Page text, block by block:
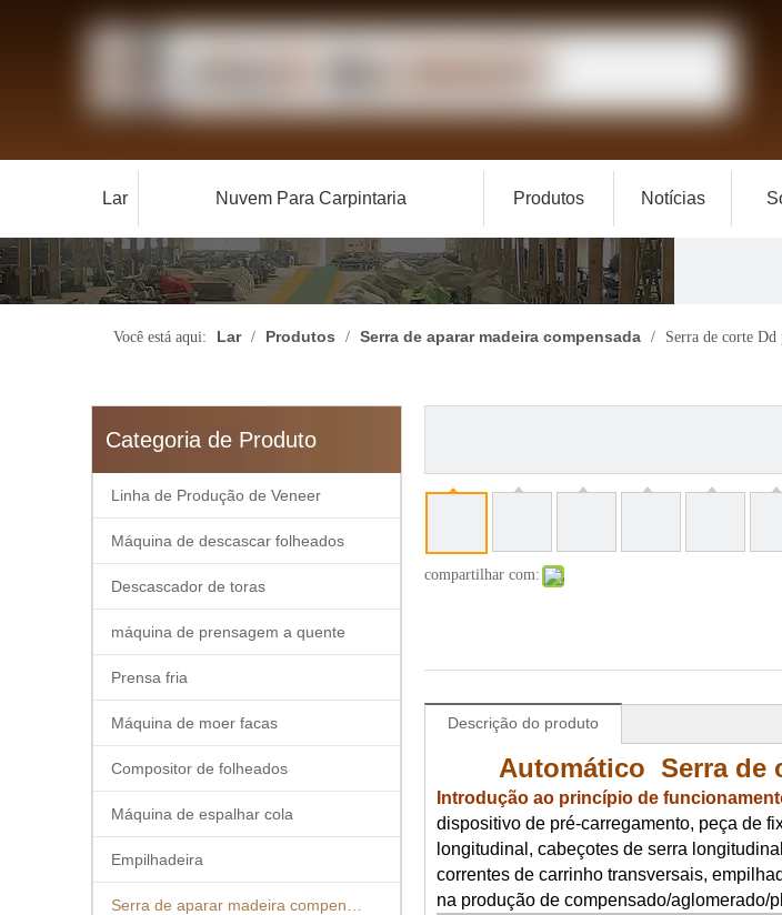
Lar Nuvem Para Carpintaria Produtos Notícias
Você está aqui: Lar / Produtos / Serra de aparar madeira compensada / Serra de corte Dd
Categoria de Produto
Linha de Produção de Veneer
Máquina de descascar folheados
Descascador de toras
máquina de prensagem a quente
Prensa fria
Máquina de moer facas
Compositor de folheados
Máquina de espalhar cola
Empilhadeira
compartilhar com:
Descrição do produto
Automático Serra de
Introdução ao princípio de
dispositivo de pré-carregamento, peça de
longitudinal, cabeçotes de serra
correntes de carrinho transversais,
na produção de compensado/aglomerado/